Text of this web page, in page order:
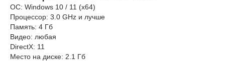
ОС: Windows 10 / 11 (x64)
Процессор: 3.0 GHz и лучше
Память: 4 Гб
Видео: любая
DirectX: 11
Место на диске: 2.1 Гб